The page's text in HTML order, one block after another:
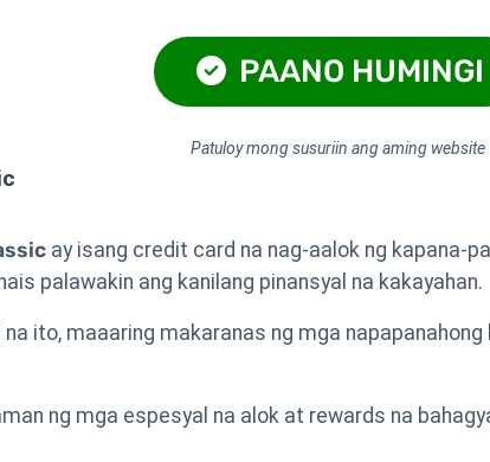
PAANO HUMINGI
Patuloy mong susuriin ang aming website
ay isang credit card na nag-aalok ng kapana-
palawakin ang kanilang pinansyal na kakayahan.
ito, maaaring makaranas ng mga
ng mga espesyal na alok at rewards na